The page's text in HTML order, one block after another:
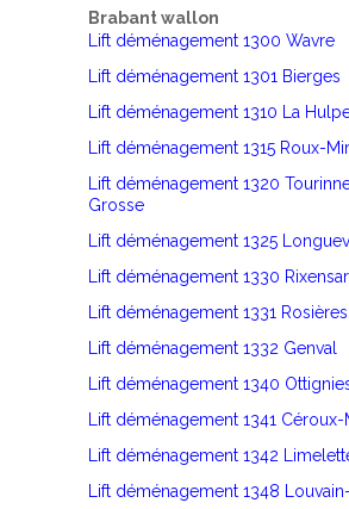
Brabant wallon
Lift déménagement 1300 Wavre
Lift déménagement 1301 Bierges
Lift déménagement 1310 La
Lift déménagement 1315 Roux-
Lift déménagement 1320
Grosse
Lift déménagement 1325
Lift déménagement 1330
Lift déménagement 1331 Rosières
Lift déménagement 1332 Genval
Lift déménagement 1340
Lift déménagement 1341
Lift déménagement 1342
Lift déménagement 1348